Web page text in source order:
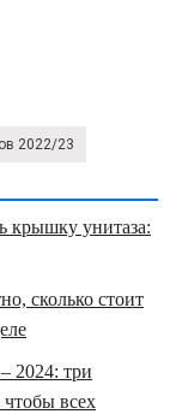
2022/23
крышку унитаза:
сколько стоит
2024: три
чтобы всех